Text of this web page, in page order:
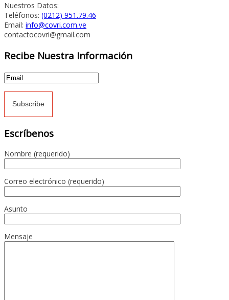
Nuestros Datos:
Teléfonos: (0212) 951.79.46
Email: info@covri.com.ve
contactocovri@gmail.com
Recibe Nuestra Información
Escríbenos
Nombre (requerido)
Correo electrónico (requerido)
Asunto
Mensaje